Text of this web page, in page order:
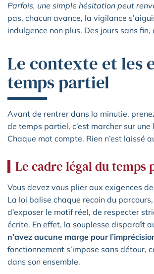
Parfois, une simple hésitation peut
pas, chacun avance, la vigilance
indulgence non plus. Des jours sans
Le contexte et les
temps partiel
Avant de rentrer dans la minutie,
de temps partiel, c’est marcher sur
Chaque mot compte. Rien n’est laissé
Le cadre légal du temps
Vous devez vous plier aux exigences
La loi balise chaque recoin du
d’exposer le motif réel, de respecter
écrite. En effet, la souplesse disparaît
n’avez aucune marge pour
fonctionnement s’impose sans
dans son ensemble.